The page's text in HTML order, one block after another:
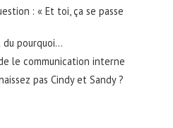
: « Et toi, ça se passe
pourquoi…
le communication interne
pas Cindy et Sandy ?